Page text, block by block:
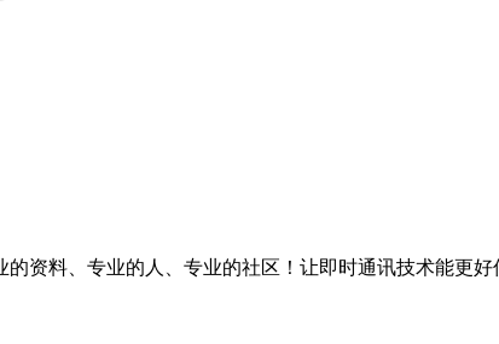
资料、专业的人、专业的社区！让即时通讯技术能更好